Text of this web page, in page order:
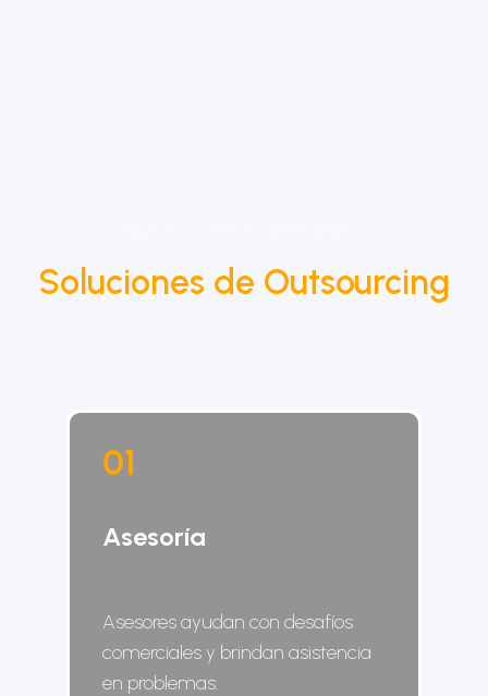
Soluciones de Outsourcing
01
Asesoría
Asesores ayudan con desafíos
comerciales y brindan asistencia
en problemas.